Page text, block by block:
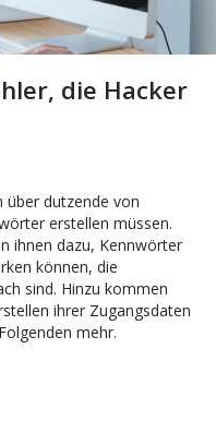
die Hacker
über dutzende von
erstellen müssen.
ihnen dazu, Kennwörter
können, die
sind. Hinzu kommen
ihrer Zugangsdaten
mehr.